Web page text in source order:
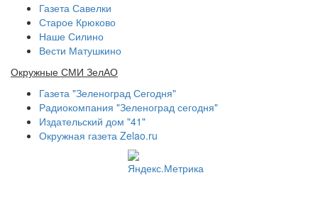
Газета Савелки
Старое Крюково
Наше Силино
Вести Матушкино
Окружные СМИ ЗелАО
Газета "Зеленоград Сегодня"
Радиокомпания "Зеленоград сегодня"
Издательский дом "41"
Окружная газета Zelao.ru